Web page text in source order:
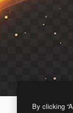
By clicking